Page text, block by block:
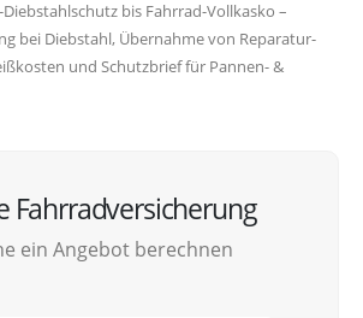
bis Fahrrad-Vollkasko –
bei Diebstahl, Übernahme von Reparatur-
und Schutzbrief für Pannen- &
Fahrradversicherung
ein Angebot berechnen